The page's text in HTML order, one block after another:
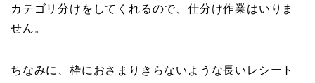
カテゴリ分けをしてくれるので、仕分け作業はいりま
せん。
ちなみに、枠におさまりきらないような長いレシート